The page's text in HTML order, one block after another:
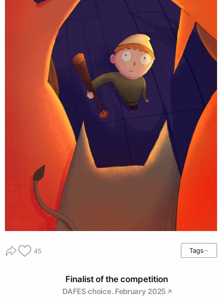
45 Tags
Finalist of the competition
DAFES choice. February 2025